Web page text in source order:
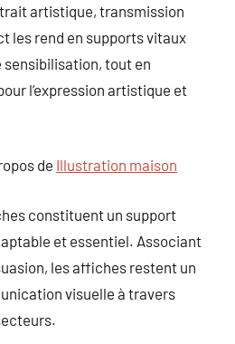
artistique, transmission
les rend en supports vitaux
sensibilisation, tout en
l’expression artistique et
de Illustration maison
constituent un support
et essentiel. Associant
les affiches restent un
visuelle à travers